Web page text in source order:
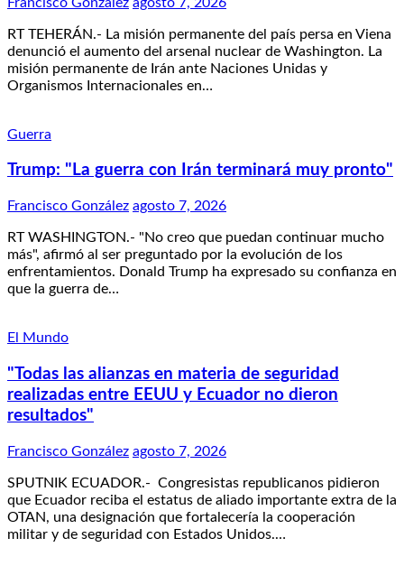
RT TEHERÁN.- La misión permanente del país persa en Viena
denunció el aumento del arsenal nuclear de Washington. La
misión permanente de Irán ante Naciones Unidas y
Organismos Internacionales en…
Guerra
Trump: "La guerra con Irán terminará muy pronto"
Francisco González agosto 7, 2026
RT WASHINGTON.- "No creo que puedan continuar mucho
más", afirmó al ser preguntado por la evolución de los
enfrentamientos. Donald Trump ha expresado su confianza en
que la guerra de…
El Mundo
"Todas las alianzas en materia de seguridad
realizadas entre EEUU y Ecuador no dieron
resultados"
Francisco González agosto 7, 2026
SPUTNIK ECUADOR.- Congresistas republicanos pidieron
que Ecuador reciba el estatus de aliado importante extra de la
OTAN, una designación que fortalecería la cooperación
militar y de seguridad con Estados Unidos.…